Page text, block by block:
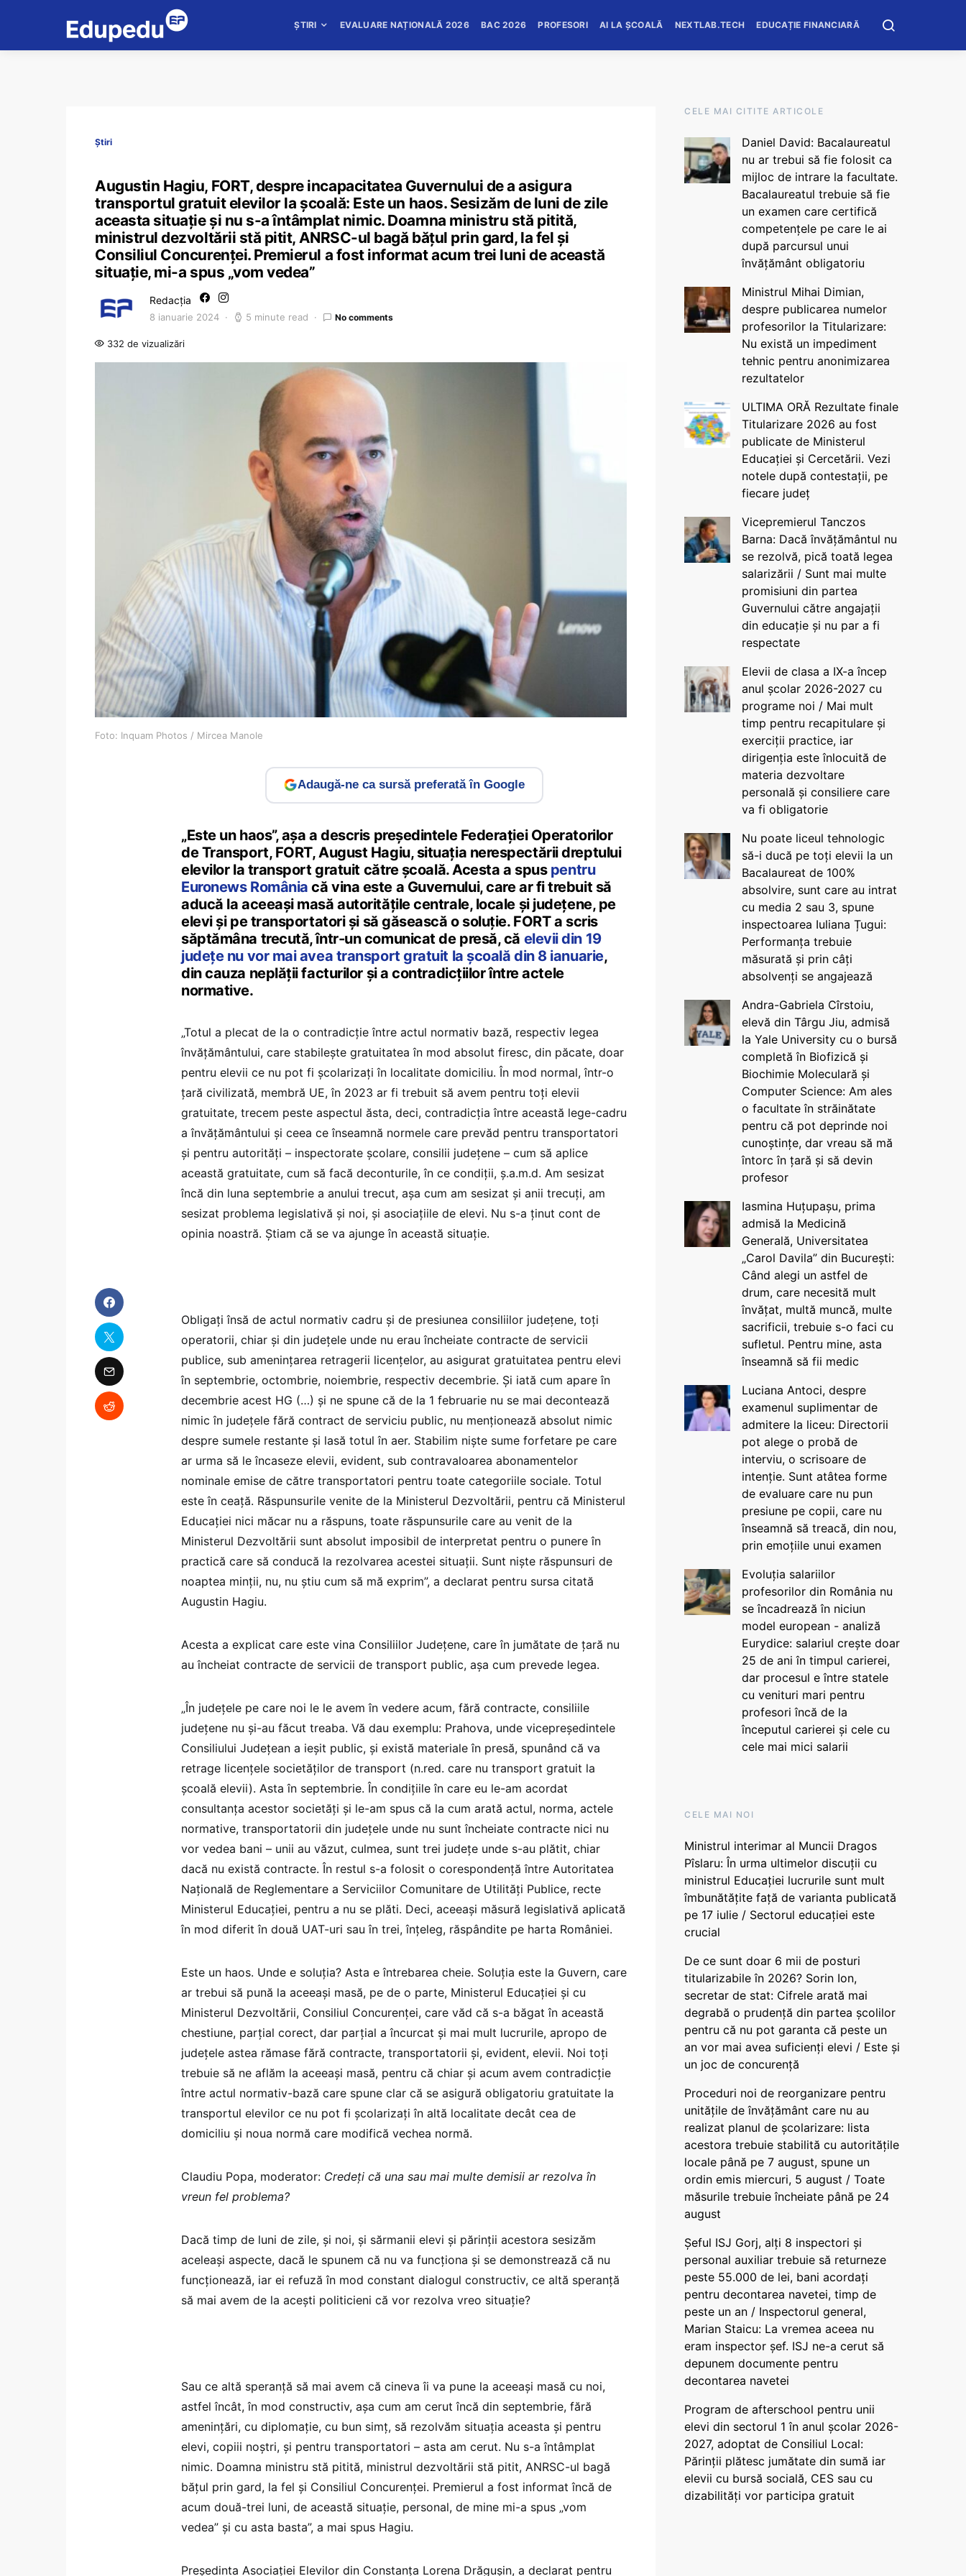
ȘTIRI EVALUARE NAȚIONALĂ 2026 BAC 2026 PROFESORI AI LA ȘCOALĂ NEXTLAB.TECH EDUCAȚIE FINANCIARĂ
Știri
Augustin Hagiu, FORT, despre incapacitatea Guvernului de a asigura
transportul gratuit elevilor la școală: Este un haos. Sesizăm de luni de zile
aceasta situație și nu s-a întâmplat nimic. Doamna ministru stă pitită,
ministrul dezvoltării stă pitit, ANRSC-ul bagă bățul prin gard, la fel și
Consiliul Concurenței. Premierul a fost informat acum trei luni de această
situație, mi-a spus „vom vedea”
Redacția
8 ianuarie 2024 5 minute read No comments
332 de vizualizări
Foto: Inquam Photos / Mircea Manole
Adaugă-ne ca sursă preferată în Google
„Este un haos”, așa a descris președintele Federației Operatorilor
de Transport, FORT, August Hagiu, situația nerespectării dreptului
elevilor la transport gratuit către școală. Acesta a spus pentru
Euronews România că vina este a Guvernului, care ar fi trebuit să
aducă la aceeași masă autoritățile centrale, locale și județene, pe
elevi și pe transportatori și să găsească o soluție. FORT a scris
săptămâna trecută, într-un comunicat de presă, că elevii din 19
județe nu vor mai avea transport gratuit la școală din 8 ianuarie,
din cauza neplății facturilor și a contradicțiilor între actele
normative.
„Totul a plecat de la o contradicție între actul normativ bază, respectiv legea
învățământului, care stabilește gratuitatea în mod absolut firesc, din păcate, doar
pentru elevii ce nu pot fi școlarizați în localitate domiciliu. În mod normal, într-o
țară civilizată, membră UE, în 2023 ar fi trebuit să avem pentru toți elevii
gratuitate, trecem peste aspectul ăsta, deci, contradicția între această lege-cadru
a învățământului și ceea ce înseamnă normele care prevăd pentru transportatori
și pentru autorități – inspectorate școlare, consilii județene – cum să aplice
această gratuitate, cum să facă deconturile, în ce condiții, ș.a.m.d. Am sesizat
încă din luna septembrie a anului trecut, așa cum am sesizat și anii trecuți, am
sesizat problema legislativă și noi, și asociațiile de elevi. Nu s-a ținut cont de
opinia noastră. Știam că se va ajunge în această situație.
Obligați însă de actul normativ cadru și de presiunea consiliilor județene, toți
operatorii, chiar și din județele unde nu erau încheiate contracte de servicii
publice, sub amenințarea retragerii licențelor, au asigurat gratuitatea pentru elevi
în septembrie, octombrie, noiembrie, respectiv decembrie. Și iată cum apare în
decembrie acest HG (…) și ne spune că de la 1 februarie nu se mai decontează
nimic în județele fără contract de serviciu public, nu menționează absolut nimic
despre sumele restante și lasă totul în aer. Stabilim niște sume forfetare pe care
ar urma să le încaseze elevii, evident, sub contravaloarea abonamentelor
nominale emise de către transportatori pentru toate categoriile sociale. Totul
este în ceață. Răspunsurile venite de la Ministerul Dezvoltării, pentru că Ministerul
Educației nici măcar nu a răspuns, toate răspunsurile care au venit de la
Ministerul Dezvoltării sunt absolut imposibil de interpretat pentru o punere în
practică care să conducă la rezolvarea acestei situații. Sunt niște răspunsuri de
noaptea minții, nu, nu știu cum să mă exprim”, a declarat pentru sursa citată
Augustin Hagiu.
Acesta a explicat care este vina Consiliilor Județene, care în jumătate de țară nu
au încheiat contracte de servicii de transport public, așa cum prevede legea.
„În județele pe care noi le le avem în vedere acum, fără contracte, consiliile
județene nu și-au făcut treaba. Vă dau exemplu: Prahova, unde vicepreședintele
Consiliului Județean a ieșit public, și există materiale în presă, spunând că va
retrage licențele societăților de transport (n.red. care nu transport gratuit la
școală elevii). Asta în septembrie. În condițiile în care eu le-am acordat
consultanța acestor societăți și le-am spus că la cum arată actul, norma, actele
normative, transportatorii din județele unde nu sunt încheiate contracte nici nu
vor vedea bani – unii au văzut, culmea, sunt trei județe unde s-au plătit, chiar
dacă nu există contracte. În restul s-a folosit o corespondență între Autoritatea
Națională de Reglementare a Serviciilor Comunitare de Utilități Publice, recte
Ministerul Educației, pentru a nu se plăti. Deci, aceeași măsură legislativă aplicată
în mod diferit în două UAT-uri sau în trei, înțeleg, răspândite pe harta României.
Este un haos. Unde e soluția? Asta e întrebarea cheie. Soluția este la Guvern, care
ar trebui să pună la aceeași masă, pe de o parte, Ministerul Educației și cu
Ministerul Dezvoltării, Consiliul Concurenței, care văd că s-a băgat în această
chestiune, parțial corect, dar parțial a încurcat și mai mult lucrurile, apropo de
județele astea rămase fără contracte, transportatorii și, evident, elevii. Noi toți
trebuie să ne aflăm la aceeași masă, pentru că chiar și acum avem contradicție
între actul normativ-bază care spune clar că se asigură obligatoriu gratuitate la
transportul elevilor ce nu pot fi școlarizați în altă localitate decât cea de
domiciliu și noua normă care modifică vechea normă.
Claudiu Popa, moderator: Credeți că una sau mai multe demisii ar rezolva în
vreun fel problema?
Dacă timp de luni de zile, și noi, și sărmanii elevi și părinții acestora sesizăm
aceleași aspecte, dacă le spunem că nu va funcționa și se demonstrează că nu
funcționează, iar ei refuză în mod constant dialogul constructiv, ce altă speranță
să mai avem de la acești politicieni că vor rezolva vreo situație?
Sau ce altă speranță să mai avem că cineva îi va pune la aceeași masă cu noi,
astfel încât, în mod constructiv, așa cum am cerut încă din septembrie, fără
amenințări, cu diplomație, cu bun simț, să rezolvăm situația aceasta și pentru
elevi, copiii noștri, și pentru transportatori – asta am cerut. Nu s-a întâmplat
nimic. Doamna ministru stă pitită, ministrul dezvoltării stă pitit, ANRSC-ul bagă
bățul prin gard, la fel și Consiliul Concurenței. Premierul a fost informat încă de
acum două-trei luni, de această situație, personal, de mine mi-a spus „vom
vedea” și cu asta basta”, a mai spus Hagiu.
Președinta Asociației Elevilor din Constanța Lorena Drăgușin, a declarat pentru
CELE MAI CITITE ARTICOLE
Daniel David: Bacalaureatul
nu ar trebui să fie folosit ca
mijloc de intrare la facultate.
Bacalaureatul trebuie să fie
un examen care certifică
competențele pe care le ai
după parcursul unui
învățământ obligatoriu
Ministrul Mihai Dimian,
despre publicarea numelor
profesorilor la Titularizare:
Nu există un impediment
tehnic pentru anonimizarea
rezultatelor
ULTIMA ORĂ Rezultate finale
Titularizare 2026 au fost
publicate de Ministerul
Educației și Cercetării. Vezi
notele după contestații, pe
fiecare județ
Vicepremierul Tanczos
Barna: Dacă învățământul nu
se rezolvă, pică toată legea
salarizării / Sunt mai multe
promisiuni din partea
Guvernului către angajații
din educație și nu par a fi
respectate
Elevii de clasa a IX-a încep
anul școlar 2026-2027 cu
programe noi / Mai mult
timp pentru recapitulare și
exerciții practice, iar
dirigenția este înlocuită de
materia dezvoltare
personală și consiliere care
va fi obligatorie
Nu poate liceul tehnologic
să-i ducă pe toți elevii la un
Bacalaureat de 100%
absolvire, sunt care au intrat
cu media 2 sau 3, spune
inspectoarea Iuliana Țugui:
Performanța trebuie
măsurată și prin câți
absolvenți se angajează
Andra-Gabriela Cîrstoiu,
elevă din Târgu Jiu, admisă
la Yale University cu o bursă
completă în Biofizică și
Biochimie Moleculară și
Computer Science: Am ales
o facultate în străinătate
pentru că pot deprinde noi
cunoștințe, dar vreau să mă
întorc în țară și să devin
profesor
Iasmina Huțupașu, prima
admisă la Medicină
Generală, Universitatea
„Carol Davila” din București:
Când alegi un astfel de
drum, care necesită mult
învățat, multă muncă, multe
sacrificii, trebuie s-o faci cu
sufletul. Pentru mine, asta
înseamnă să fii medic
Luciana Antoci, despre
examenul suplimentar de
admitere la liceu: Directorii
pot alege o probă de
interviu, o scrisoare de
intenție. Sunt atâtea forme
de evaluare care nu pun
presiune pe copii, care nu
înseamnă să treacă, din nou,
prin emoțiile unui examen
Evoluția salariilor
profesorilor din România nu
se încadrează în niciun
model european - analiză
Eurydice: salariul crește doar
25 de ani în timpul carierei,
dar procesul e între statele
cu venituri mari pentru
profesori încă de la
începutul carierei și cele cu
cele mai mici salarii
CELE MAI NOI
Ministrul interimar al Muncii Dragos
Pîslaru: În urma ultimelor discuții cu
ministrul Educației lucrurile sunt mult
îmbunătățite față de varianta publicată
pe 17 iulie / Sectorul educației este
crucial
De ce sunt doar 6 mii de posturi
titularizabile în 2026? Sorin Ion,
secretar de stat: Cifrele arată mai
degrabă o prudență din partea școlilor
pentru că nu pot garanta că peste un
an vor mai avea suficienți elevi / Este și
un joc de concurență
Proceduri noi de reorganizare pentru
unitățile de învățământ care nu au
realizat planul de școlarizare: lista
acestora trebuie stabilită cu autoritățile
locale până pe 7 august, spune un
ordin emis miercuri, 5 august / Toate
măsurile trebuie încheiate până pe 24
august
Șeful ISJ Gorj, alți 8 inspectori și
personal auxiliar trebuie să returneze
peste 55.000 de lei, bani acordați
pentru decontarea navetei, timp de
peste un an / Inspectorul general,
Marian Staicu: La vremea aceea nu
eram inspector șef. ISJ ne-a cerut să
depunem documente pentru
decontarea navetei
Program de afterschool pentru unii
elevi din sectorul 1 în anul școlar 2026-
2027, adoptat de Consiliul Local:
Părinții plătesc jumătate din sumă iar
elevii cu bursă socială, CES sau cu
dizabilităţi vor participa gratuit